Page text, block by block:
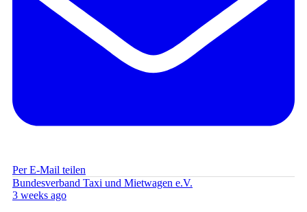
Per E-Mail teilen
Bundesverband Taxi und Mietwagen e.V.
3 weeks ago